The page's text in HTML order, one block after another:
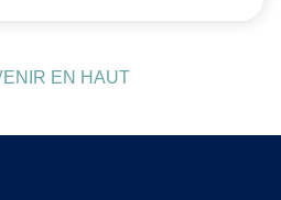
EN HAUT